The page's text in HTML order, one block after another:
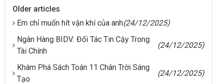
Older articles
Em chỉ muốn hít vận khí của anh(24/12/2025)
Ngân Hàng BIDV: Đối Tác Tin Cậy Trong
Tài Chính
(24/12/2025)
Khám Phá Sách Toán 11 Chân Trời Sáng
Tạo
(24/12/2025)